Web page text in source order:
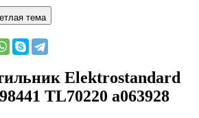
тема
Elektrostandard
TL70220 a063928